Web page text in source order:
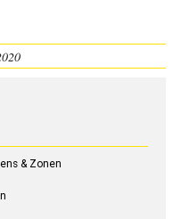
& Zonen